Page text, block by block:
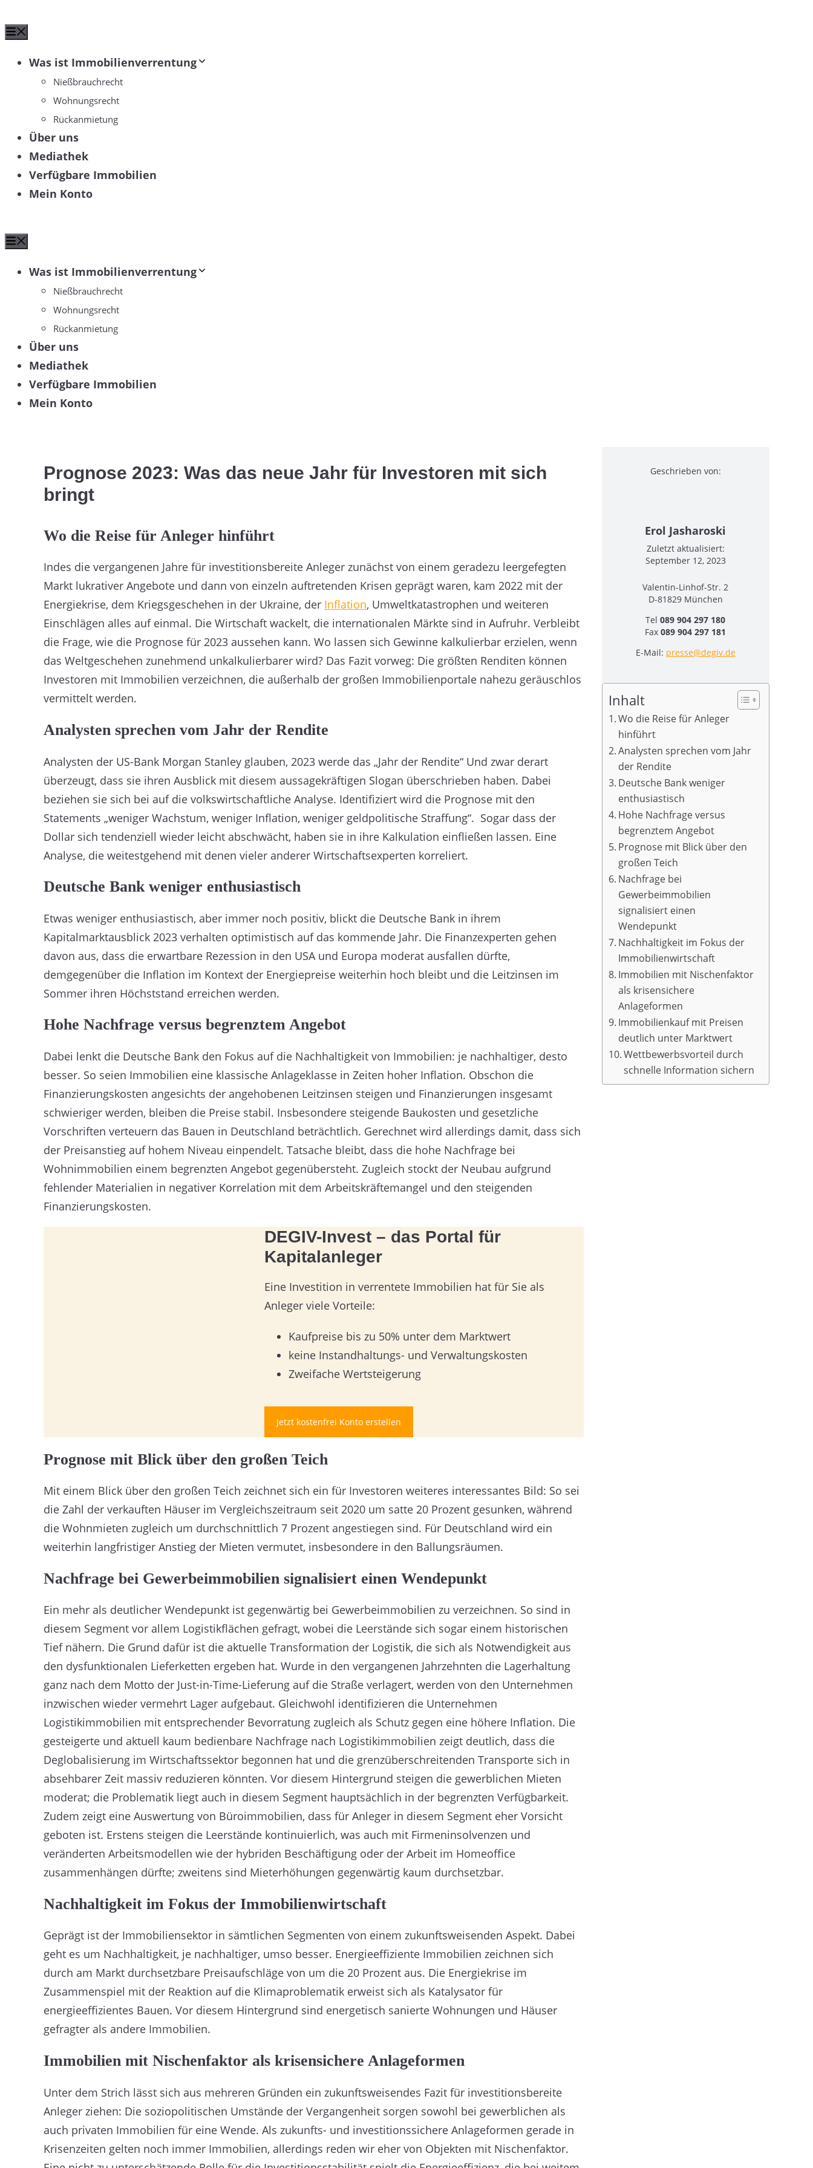
Inhalt
Was ist Immobilienverrentung
Nießbrauchrecht
Wohnungsrecht
Rückanmietung
Über uns
Mediathek
Verfügbare Immobilien
Mein Konto
Was ist Immobilienverrentung
Nießbrauchrecht
Wohnungsrecht
Rückanmietung
Über uns
Mediathek
Verfügbare Immobilien
Mein Konto
Prognose 2023: Was das neue Jahr für Investoren mit sich
bringt
Wo die Reise für Anleger hinführt
Indes die vergangenen Jahre für investitionsbereite Anleger zunächst von einem geradezu leergefegten
Markt lukrativer Angebote und dann von einzeln auftretenden Krisen geprägt waren, kam 2022 mit der
Energiekrise, dem Kriegsgeschehen in der Ukraine, der Inflation, Umweltkatastrophen und weiteren
Einschlägen alles auf einmal. Die Wirtschaft wackelt, die internationalen Märkte sind in Aufruhr. Verbleibt
die Frage, wie die Prognose für 2023 aussehen kann. Wo lassen sich Gewinne kalkulierbar erzielen, wenn
das Weltgeschehen zunehmend unkalkulierbarer wird? Das Fazit vorweg: Die größten Renditen können
Investoren mit Immobilien verzeichnen, die außerhalb der großen Immobilienportale nahezu geräuschlos
vermittelt werden.
Analysten sprechen vom Jahr der Rendite
Analysten der US-Bank Morgan Stanley glauben, 2023 werde das „Jahr der Rendite“ Und zwar derart
überzeugt, dass sie ihren Ausblick mit diesem aussagekräftigen Slogan überschrieben haben. Dabei
beziehen sie sich bei auf die volkswirtschaftliche Analyse. Identifiziert wird die Prognose mit den
Statements „weniger Wachstum, weniger Inflation, weniger geldpolitische Straffung“. Sogar dass der
Dollar sich tendenziell wieder leicht abschwächt, haben sie in ihre Kalkulation einfließen lassen. Eine
Analyse, die weitestgehend mit denen vieler anderer Wirtschaftsexperten korreliert.
Deutsche Bank weniger enthusiastisch
Etwas weniger enthusiastisch, aber immer noch positiv, blickt die Deutsche Bank in ihrem
Kapitalmarktausblick 2023 verhalten optimistisch auf das kommende Jahr. Die Finanzexperten gehen
davon aus, dass die erwartbare Rezession in den USA und Europa moderat ausfallen dürfte,
demgegenüber die Inflation im Kontext der Energiepreise weiterhin hoch bleibt und die Leitzinsen im
Sommer ihren Höchststand erreichen werden.
Hohe Nachfrage versus begrenztem Angebot
Dabei lenkt die Deutsche Bank den Fokus auf die Nachhaltigkeit von Immobilien: je nachhaltiger, desto
besser. So seien Immobilien eine klassische Anlageklasse in Zeiten hoher Inflation. Obschon die
Finanzierungskosten angesichts der angehobenen Leitzinsen steigen und Finanzierungen insgesamt
schwieriger werden, bleiben die Preise stabil. Insbesondere steigende Baukosten und gesetzliche
Vorschriften verteuern das Bauen in Deutschland beträchtlich. Gerechnet wird allerdings damit, dass sich
der Preisanstieg auf hohem Niveau einpendelt. Tatsache bleibt, dass die hohe Nachfrage bei
Wohnimmobilien einem begrenzten Angebot gegenübersteht. Zugleich stockt der Neubau aufgrund
fehlender Materialien in negativer Korrelation mit dem Arbeitskräftemangel und den steigenden
Finanzierungskosten.
DEGIV-Invest – das Portal für
Kapitalanleger
Eine Investition in verrentete Immobilien hat für Sie als
Anleger viele Vorteile:
Kaufpreise bis zu 50% unter dem Marktwert
keine Instandhaltungs- und Verwaltungskosten
Zweifache Wertsteigerung
Jetzt kostenfrei Konto erstellen
Prognose mit Blick über den großen Teich
Mit einem Blick über den großen Teich zeichnet sich ein für Investoren weiteres interessantes Bild: So sei
die Zahl der verkauften Häuser im Vergleichszeitraum seit 2020 um satte 20 Prozent gesunken, während
die Wohnmieten zugleich um durchschnittlich 7 Prozent angestiegen sind. Für Deutschland wird ein
weiterhin langfristiger Anstieg der Mieten vermutet, insbesondere in den Ballungsräumen.
Nachfrage bei Gewerbeimmobilien signalisiert einen Wendepunkt
Ein mehr als deutlicher Wendepunkt ist gegenwärtig bei Gewerbeimmobilien zu verzeichnen. So sind in
diesem Segment vor allem Logistikflächen gefragt, wobei die Leerstände sich sogar einem historischen
Tief nähern. Die Grund dafür ist die aktuelle Transformation der Logistik, die sich als Notwendigkeit aus
den dysfunktionalen Lieferketten ergeben hat. Wurde in den vergangenen Jahrzehnten die Lagerhaltung
ganz nach dem Motto der Just-in-Time-Lieferung auf die Straße verlagert, werden von den Unternehmen
inzwischen wieder vermehrt Lager aufgebaut. Gleichwohl identifizieren die Unternehmen
Logistikimmobilien mit entsprechender Bevorratung zugleich als Schutz gegen eine höhere Inflation. Die
gesteigerte und aktuell kaum bedienbare Nachfrage nach Logistikimmobilien zeigt deutlich, dass die
Deglobalisierung im Wirtschaftssektor begonnen hat und die grenzüberschreitenden Transporte sich in
absehbarer Zeit massiv reduzieren könnten. Vor diesem Hintergrund steigen die gewerblichen Mieten
moderat; die Problematik liegt auch in diesem Segment hauptsächlich in der begrenzten Verfügbarkeit.
Zudem zeigt eine Auswertung von Büroimmobilien, dass für Anleger in diesem Segment eher Vorsicht
geboten ist. Erstens steigen die Leerstände kontinuierlich, was auch mit Firmeninsolvenzen und
veränderten Arbeitsmodellen wie der hybriden Beschäftigung oder der Arbeit im Homeoffice
zusammenhängen dürfte; zweitens sind Mieterhöhungen gegenwärtig kaum durchsetzbar.
Nachhaltigkeit im Fokus der Immobilienwirtschaft
Geprägt ist der Immobiliensektor in sämtlichen Segmenten von einem zukunftsweisenden Aspekt. Dabei
geht es um Nachhaltigkeit, je nachhaltiger, umso besser. Energieeffiziente Immobilien zeichnen sich
durch am Markt durchsetzbare Preisaufschläge von um die 20 Prozent aus. Die Energiekrise im
Zusammenspiel mit der Reaktion auf die Klimaproblematik erweist sich als Katalysator für
energieeffizientes Bauen. Vor diesem Hintergrund sind energetisch sanierte Wohnungen und Häuser
gefragter als andere Immobilien.
Immobilien mit Nischenfaktor als krisensichere Anlageformen
Unter dem Strich lässt sich aus mehreren Gründen ein zukunftsweisendes Fazit für investitionsbereite
Anleger ziehen: Die soziopolitischen Umstände der Vergangenheit sorgen sowohl bei gewerblichen als
auch privaten Immobilien für eine Wende. Als zukunfts- und investitionssichere Anlageformen gerade in
Krisenzeiten gelten noch immer Immobilien, allerdings reden wir eher von Objekten mit Nischenfaktor.
Geschrieben von:
Erol Jasharoski
Zuletzt aktualisiert:
September 12, 2023
Valentin-Linhof-Str. 2
D-81829 München
Tel089 904 297 180
Fax089 904 297 181
E-Mail: presse@degiv.de
Inhalt
Wo die Reise für Anleger
hinführt
Analysten sprechen vom Jahr
der Rendite
Deutsche Bank weniger
enthusiastisch
Hohe Nachfrage versus
begrenztem Angebot
Prognose mit Blick über den
großen Teich
Nachfrage bei
Gewerbeimmobilien
signalisiert einen
Wendepunkt
Nachhaltigkeit im Fokus der
Immobilienwirtschaft
Immobilien mit Nischenfaktor
als krisensichere
Anlageformen
Immobilienkauf mit Preisen
deutlich unter Marktwert
Wettbewerbsvorteil durch
schnelle Information sichern